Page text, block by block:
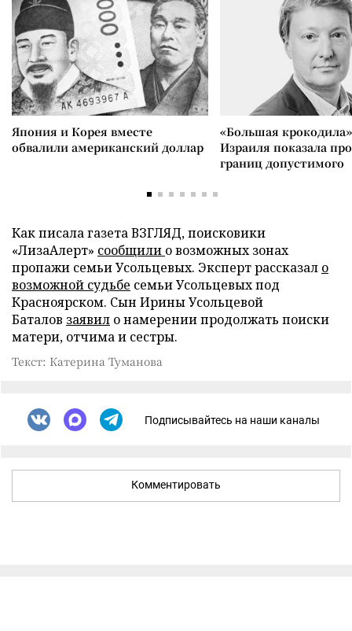
Япония и Корея вместе
обвалили американский доллар
«Большая
Израиля показала
границ допустимого
Как писала газета ВЗГЛЯД, поисковики
«ЛизаАлерт» сообщили о возможных зонах
пропажи семьи Усольцевых. Эксперт рассказал о
возможной судьбе семьи Усольцевых под
Красноярском. Сын Ирины Усольцевой
Баталов заявил о намерении продолжать поиски
матери, отчима и сестры.
Текст: Катерина Туманова
Подписывайтесь на наши каналы
Комментировать